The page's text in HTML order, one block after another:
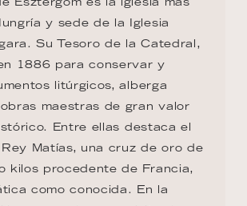
y sede de la Iglesia
Su Tesoro de la Catedral,
1886 para conservar y
litúrgicos, alberga
maestras de gran valor
Entre ellas destaca el
Matías, una cruz de oro de
kilos procedente de Francia,
como conocida. En la